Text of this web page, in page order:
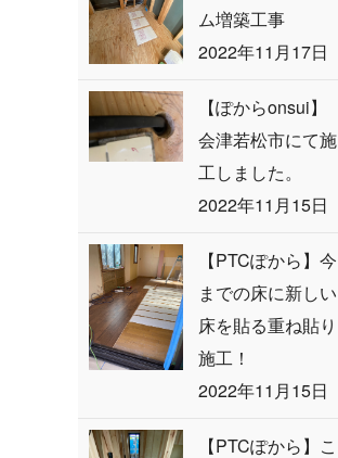
ム増築工事
2022年11月17日
【ぽからonsui】
会津若松市にて施
工しました。
2022年11月15日
【PTCぽから】今
までの床に新しい
床を貼る重ね貼り
施工！
2022年11月15日
【PTCぽから】こ